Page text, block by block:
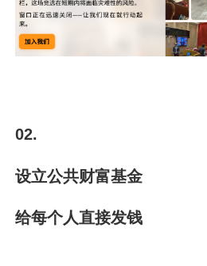
02.
设立公共财富基金
给每个人直接发钱